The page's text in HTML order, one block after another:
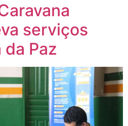
serviços
da Paz